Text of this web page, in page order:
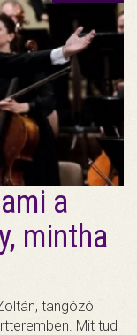
a
mintha
tangózó
Mit tud